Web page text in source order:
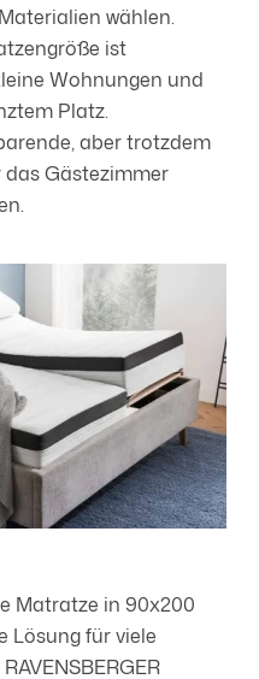
wählen.
ist
Wohnungen und
Platz.
aber trotzdem
Gästezimmer
Matratze in 90x200
Lösung für viele